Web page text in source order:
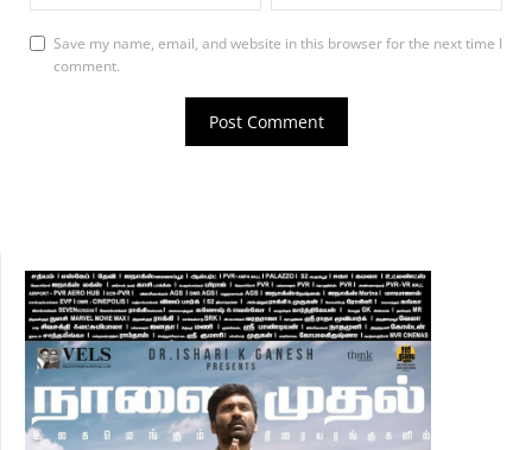
Save my name, email, and website in this browser for the next time I
comment.